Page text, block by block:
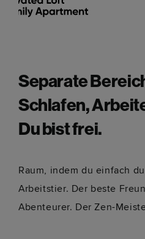
Separate
Schlafen,
Du bist frei.
Raum, indem du einfach
Arbeitstier. Der beste
Abenteurer. Der Zen-